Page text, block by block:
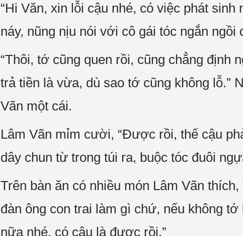
“Hi Văn, xin lỗi cậu nhé, có việc phát
náy, nũng nịu nói với cô gái tóc ngắn ngồi
“Thôi, tớ cũng quen rồi, cũng chẳng định
trả tiền là vừa, dù sao tớ cũng không lỗ.”
Vãn một cái.
Lâm Vãn mỉm cười, “Được rồi, thế cậu
dây chun từ trong túi ra, buộc tóc đuôi
Trên bàn ăn có nhiều món Lâm Vãn
đàn ông con trai làm gì chứ, nếu không
nữa nhé, có cậu là được rồi.”